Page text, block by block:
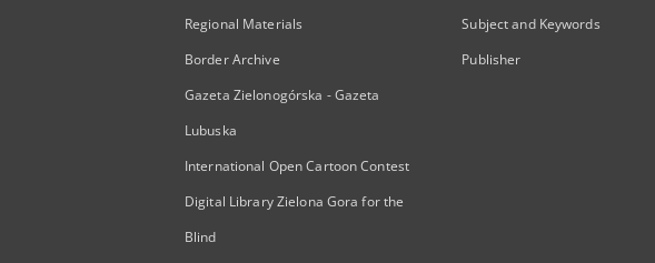
Regional Materials
Border Archive
Gazeta Zielonogórska - Gazeta
Lubuska
International Open Cartoon Contest
Digital Library Zielona Gora for the
Blind
Subject and Keywords
Publisher